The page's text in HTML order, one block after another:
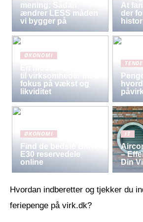
mening: Sådan
ændrer LESS måden
vi bygger på
At
der
ØKONOMI
til virksomheder med
fokus på vækst og
likviditet
ØKONOMI
Find de bedste BMW
E30 reservedele
online
IT
–
Din
Hvordan indberetter og tjekker du
feriepenge på virk.dk?